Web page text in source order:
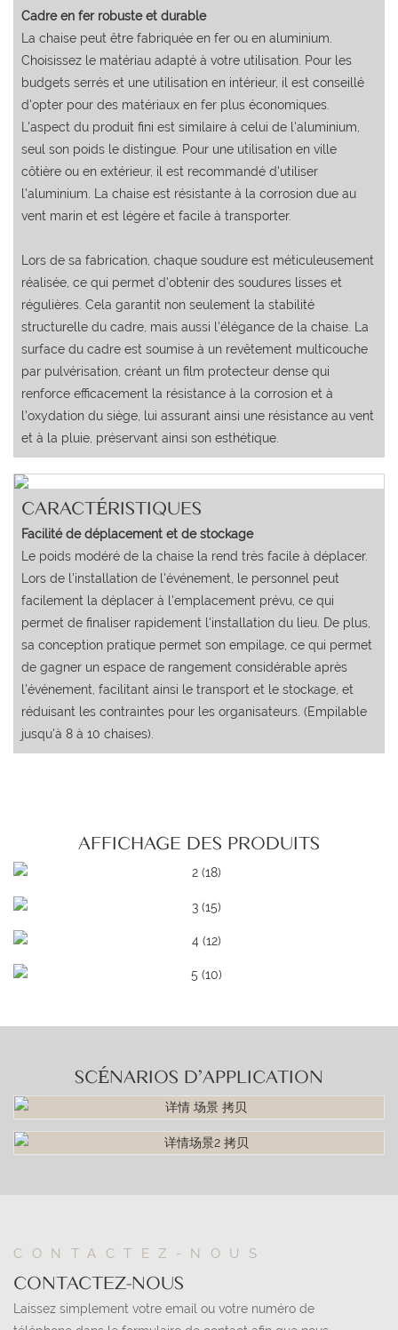
Cadre en fer robuste et durable
La chaise peut être fabriquée en fer ou en aluminium.
Choisissez le matériau adapté à votre utilisation. Pour les
budgets serrés et une utilisation en intérieur, il est conseillé
d'opter pour des matériaux en fer plus économiques.
L'aspect du produit fini est similaire à celui de l'aluminium,
seul son poids le distingue. Pour une utilisation en ville
côtière ou en extérieur, il est recommandé d'utiliser
l'aluminium. La chaise est résistante à la corrosion due au
vent marin et est légère et facile à transporter.
Lors de sa fabrication, chaque soudure est méticuleusement
réalisée, ce qui permet d'obtenir des soudures lisses et
régulières. Cela garantit non seulement la stabilité
structurelle du cadre, mais aussi l'élégance de la chaise. La
surface du cadre est soumise à un revêtement multicouche
par pulvérisation, créant un film protecteur dense qui
renforce efficacement la résistance à la corrosion et à
l'oxydation du siège, lui assurant ainsi une résistance au vent
et à la pluie, préservant ainsi son esthétique.
CARACTÉRISTIQUES
Facilité de déplacement et de stockage
Le poids modéré de la chaise la rend très facile à déplacer.
Lors de l'installation de l'événement, le personnel peut
facilement la déplacer à l'emplacement prévu, ce qui
permet de finaliser rapidement l'installation du lieu. De plus,
sa conception pratique permet son empilage, ce qui permet
de gagner un espace de rangement considérable après
l'événement, facilitant ainsi le transport et le stockage, et
réduisant les contraintes pour les organisateurs. (Empilable
jusqu'à 8 à 10 chaises).
AFFICHAGE DES PRODUITS
SCÉNARIOS D'APPLICATION
CONTACTEZ-NOUS
CONTACTEZ-NOUS
Laissez simplement votre email ou votre numéro de